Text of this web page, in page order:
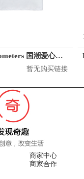
KM/kilometers 国潮爱心短袖T恤 M2X2108466
暂无购买链接
商家中心
商家合作